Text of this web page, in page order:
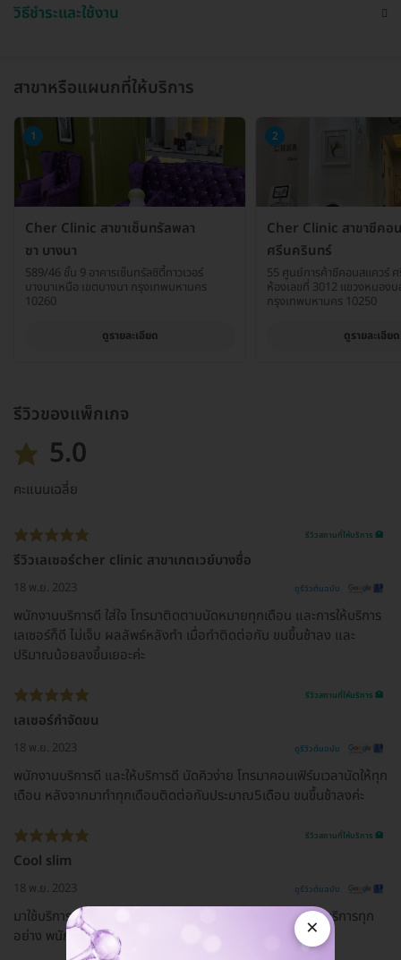
วิธีชำระและใช้งาน
สาขาหรือแผนกที่ให้บริการ
1
Cher Clinic สาขาเซ็นทรัลพลา
ซา บางนา
589/46 ชั้น 9 อาคารเซ็นทรัลซิตี้ทาวเวอร์
บางนาเหนือ เขตบางนา กรุงเทพมหานคร
10260
ดูรายละเอียด
2
Cher Clinic สาขาซีคอ
ศรีนครินทร์
55 ศูนย์การค้าซีคอนสแควร์
ห้องเลขที่ 3012 แขวงหนองบ
กรุงเทพมหานคร 10250
ดูรายละเอียด
รีวิวของแพ็กเกจ
5.0
คะแนนเฉลี่ย
รีวิวสถานที่ให้บริการ 🏥
รีวิวเลเซอร์cher clinic สาขาเกตเวย์บางซื่อ
18 พ.ย. 2023 ดูรีวิวต้นฉบับ
พนักงานบริการดี ใส่ใจ โทรมาติดตามนัดหมายทุกเดือน และการให้บริการ
เลเซอร์ก็ดี ไม่เจ็บ ผลลัพธ์หลังทำ เมื่อทำติดต่อกัน ขนขึ้นช้าลง และ
ปริมาณน้อยลงขึ้นเยอะค่ะ
รีวิวสถานที่ให้บริการ 🏥
เลเซอร์กำจัดขน
18 พ.ย. 2023 ดูรีวิวต้นฉบับ
พนักงานบริการดี และให้บริการดี นัดคิวง่าย โทรมาคอนเฟิร์มเวลานัดให้ทุก
เดือน หลังจากมาทำทุกเดือนติดต่อกันประมาณ5เดือน ขนขึ้นช้าลงค่ะ
รีวิวสถานที่ให้บริการ 🏥
Cool slim
18 พ.ย. 2023 ดูรีวิวต้นฉบับ
มาใช้บริการบริการครั้งแรก ที่สาขาซีคอนบางแค ประทับใจการบริการทุก
อย่าง พนักงานใส่ใจและให้ข้อมูลเป็นอย่างดี ❤️
×